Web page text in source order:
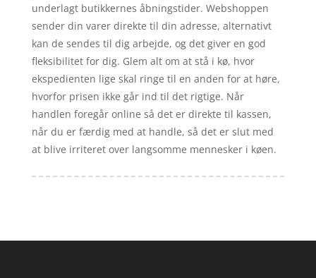
underlagt butikkernes åbningstider. Webshoppen
sender din varer direkte til din adresse, alternativt
kan de sendes til dig arbejde, og det giver en god
fleksibilitet for dig. Glem alt om at stå i kø, hvor
ekspedienten lige skal ringe til en anden for at høre,
hvorfor prisen ikke går ind til det rigtige. Når
handlen foregår online så det er direkte til kassen,
når du er færdig med at handle, så det er slut med
at blive irriteret over langsomme mennesker i køen.